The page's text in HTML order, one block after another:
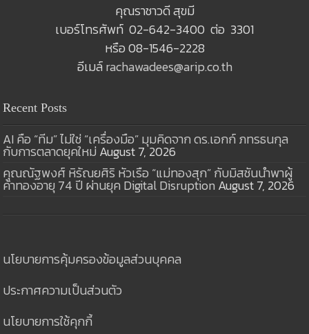
คุณราชาวดี สุขมี
เบอร์โทรศัพท์ 02-642-3400 ต่อ 3301
หรือ 08-1546-2228
อีเมล์rachawadees@arip.co.th
Recent Posts
AI คือ “ทีม” ไม่ใช่ “เครื่องมือ” มุมคิดจาก ดร.เอกก์ ภทรธนกุล
กับการตลาดยุคใหม่ August 7, 2026
คุณณัฐพงศ์ หิรัณยศิริ หัวเรือ “แม่ทองสุก” กับมิสชันนำพาผู้
ค้าทองอายุ 74 ปี ผ่านยุค Digital Disruption August 7, 2026
นโยบายการคุ้มครองข้อมูลส่วนบุคคล
ประกาศความเป็นส่วนตัว
นโยบายการใช้คุกกี้